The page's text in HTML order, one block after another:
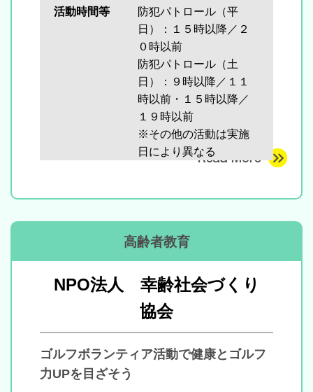
(7)前各号に掲げる活動に付帯する活動
活動時間等
防犯パトロール（平
日）：１５時以降／２
０時以前
防犯パトロール（土
日）：９時以降／１１
時以前・１５時以降／
１９時以前
※その他の活動は実施
日により異なる
高齢者教育
NPO法人 幸齢社会づくり
協会
ゴルフボランティア活動で健康とゴルフ
力UPを目ざそう